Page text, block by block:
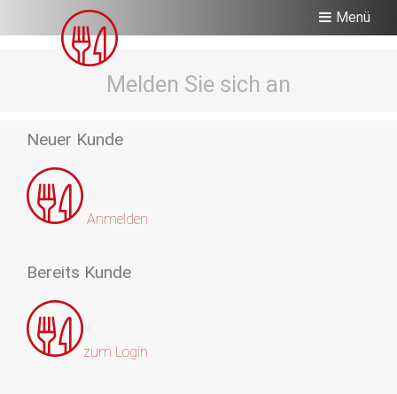
Menü
Melden Sie sich an
Neuer Kunde
Anmelden
Bereits Kunde
zum Login